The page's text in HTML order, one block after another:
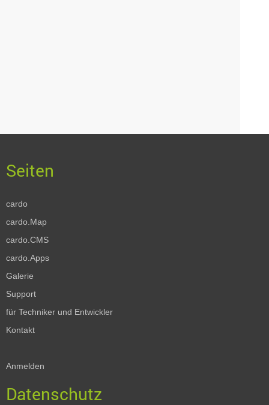
cardo
cardo.Map
cardo.CMS
cardo.Apps
Galerie
Support
für Techniker und Entwickler
Kontakt
Anmelden
Datenschutz